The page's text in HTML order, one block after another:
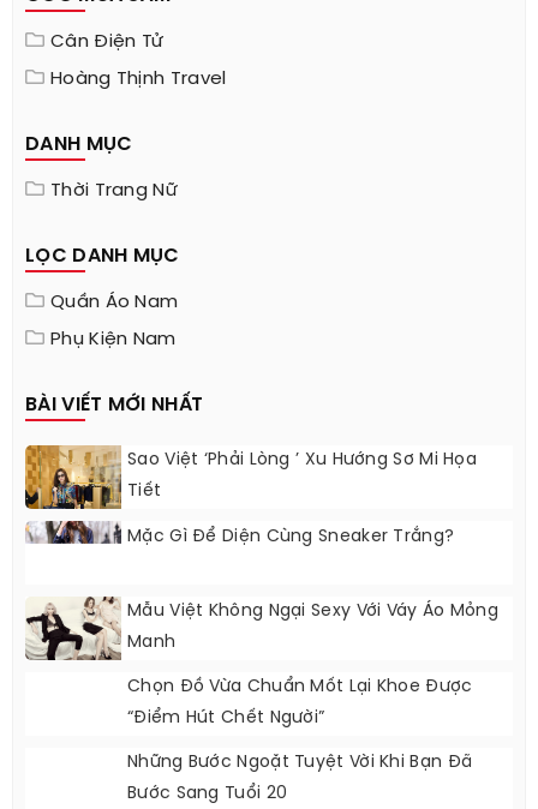
Hoàng Thịnh Travel
Thời Trang Nữ
Phụ Kiện Nam
BÀI VIẾT MỚI NHẤT
Sao Việt ‘phải Lòng ’ Xu Hướng Sơ Mi Họa
Mặc Gì Để Diện Cùng Sneaker Trắng?
Mẫu Việt Không Ngại Sexy Với Váy Áo Mỏng
Manh
Chọn Đồ Vừa Chuẩn Mốt Lại Khoe Được
“điểm Hút Chết Người”